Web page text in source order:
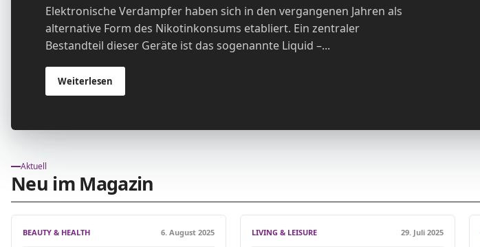
Elektronische Verdampfer haben sich in den vergangenen Jahren als
alternative Form des Nikotinkonsums etabliert. Ein zentraler
Bestandteil dieser Geräte ist das sogenannte Liquid –...
Weiterlesen
Aktuell
Neu im Magazin
BEAUTY & HEALTH 6. August 2025 LIVING & LEISURE 29. Juli 2025